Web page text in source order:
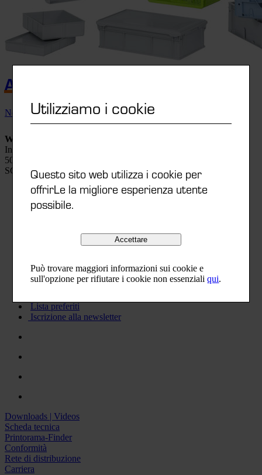
Utilizziamo i cookie
Questo sito web utilizza i cookie per
offrirLe la migliore esperienza utente
possibile.
Accettare
Può trovare maggiori informazioni sui cookie e
sull'opzione per rifiutare i cookie non essenzialiqui.
A
Nella versione chiusa (Logiline Futura) ...
WEZ Kunststoffwerk AG
Industriestrasse 8
5036 Oberentfelden
SCHWEIZ
0041 (0) 62 737 88 00
info@wez.ch
Lista preferiti
Iscrizione alla newsletter
Downloads | Videos
Scheda tecnica
Printorama-Finder
Conformità
Rete di distribuzione
Carriera